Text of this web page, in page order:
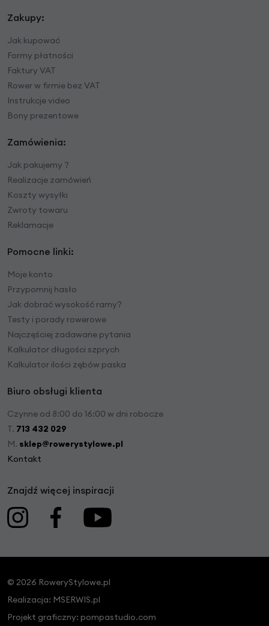
Zakupy:
Jak kupować
Formy płatności
Faktury VAT
Rower w firmie bez VAT
Instrukcje video
Bony prezentowe
Zamówienia:
Jak pakujemy ?
Realizacje zamówień
Koszty wysyłki
Zwroty towaru
Reklamacje
Pomocne linki:
Moje konto
Przypomnij hasło
Jak dobrać wysokość ramy?
Testy i porady rowerowe
Najczęściej zadawane pytania
Kalkulator długości szprych
Kalkulator ilości zębów paska
Biuro obsługi klienta
Czynne od 8:00 do 16:00 w dni robocze
T. 713 432 029
M. sklep@rowerystylowe.pl
Kontakt
Znajdź więcej inspiracji
© 2026 RoweryStylowe.pl
Realizacja: MSERWIS.pl
Projekt graficzny: pompastudio.com